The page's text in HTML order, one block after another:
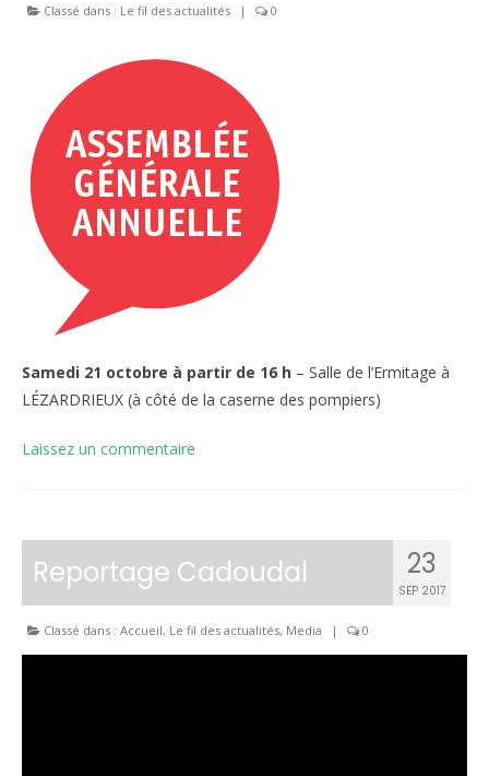
Classé dans : Le fil des actualités | 0
Samedi 21 octobre à partir de 16 h – Salle de l’Ermitage à
LÉZARDRIEUX (à côté de la caserne des pompiers)
Laissez un commentaire
23
SEP 2017
Reportage Cadoudal
Classé dans : Accueil, Le fil des actualités, Media | 0